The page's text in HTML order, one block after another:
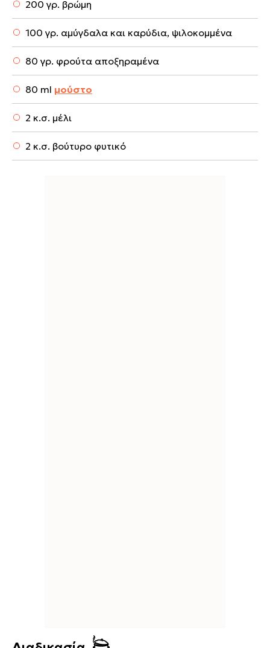
200 γρ. βρώμη
100 γρ. αμύγδαλα και καρύδια, ψιλοκομμένα
80 γρ. φρούτα αποξηραμένα
80 ml μούστο
2 κ.σ. μέλι
2 κ.σ. βούτυρο φυτικό